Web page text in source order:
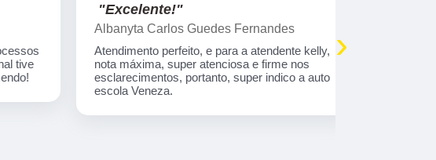
tive
"Excelente!"
Albanyta Carlos Guedes Fernandes
Atendimento perfeito, e para a atendente kelly,
nota máxima, super atenciosa e firme nos
esclarecimentos, portanto, super indico a auto
escola Veneza.
›